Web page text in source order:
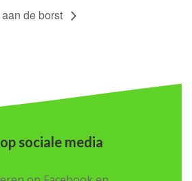
de borst
sociale media